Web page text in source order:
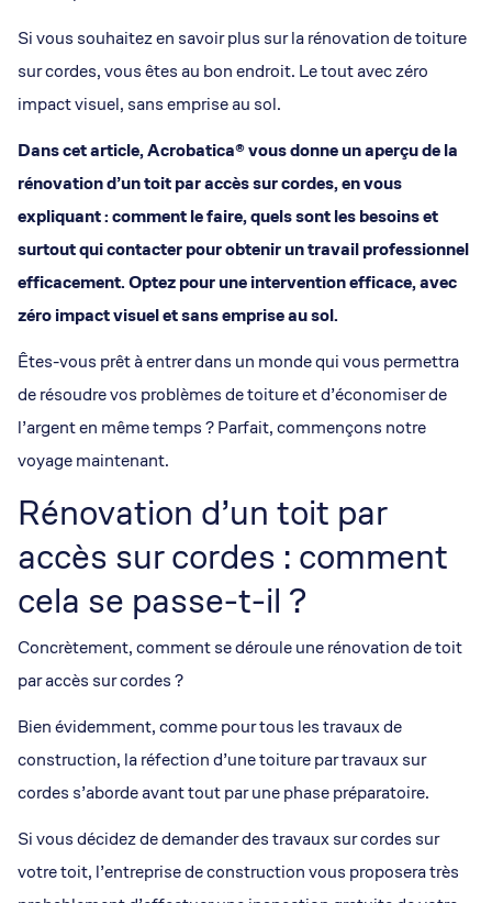
Si vous souhaitez en savoir plus sur la rénovation de toiture
sur cordes, vous êtes au bon endroit. Le tout avec zéro
impact visuel, sans emprise au sol.
Dans cet article, Acrobatica® vous donne un aperçu de la
rénovation d’un toit par accès sur cordes, en vous
expliquant : comment le faire, quels sont les besoins et
surtout qui contacter pour obtenir un travail professionnel
efficacement. Optez pour une intervention efficace, avec
zéro impact visuel et sans emprise au sol.
Êtes-vous prêt à entrer dans un monde qui vous permettra
de résoudre vos problèmes de toiture et d’économiser de
l’argent en même temps ? Parfait, commençons notre
voyage maintenant.
Rénovation d’un toit par
accès sur cordes : comment
cela se passe-t-il ?
Concrètement, comment se déroule une rénovation de toit
par accès sur cordes ?
Bien évidemment, comme pour tous les travaux de
construction, la réfection d’une toiture par travaux sur
cordes s’aborde avant tout par une phase préparatoire.
Si vous décidez de demander des travaux sur cordes sur
votre toit, l’entreprise de construction vous proposera très